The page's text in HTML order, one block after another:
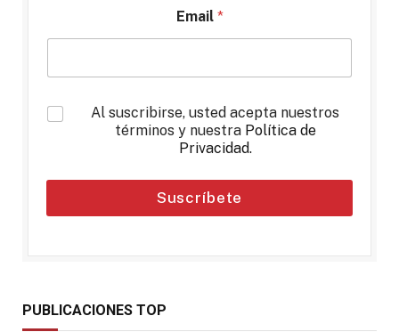
Email *
*
Al suscribirse, usted acepta nuestros
términos y nuestra Política de
Privacidad.
Suscríbete
PUBLICACIONES TOP